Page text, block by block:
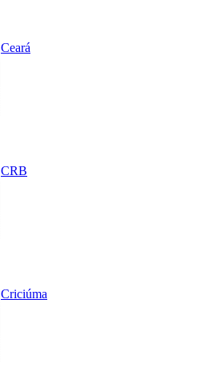
Ceará
CRB
Criciúma